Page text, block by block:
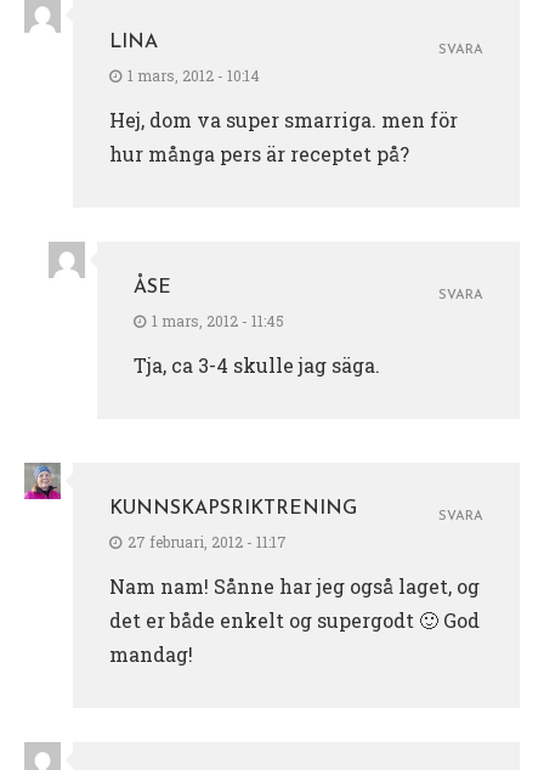
LINA
1 mars, 2012 - 10:14
Hej, dom va super smarriga. men för
hur många pers är receptet på?
SVARA
ÅSE
1 mars, 2012 - 11:45
Tja, ca 3-4 skulle jag säga.
SVARA
KUNNSKAPSRIKTRENING
27 februari, 2012 - 11:17
Nam nam! Sånne har jeg også laget, og
det er både enkelt og supergodt 🙂 God
mandag!
SVARA